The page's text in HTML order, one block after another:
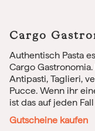
Cargo
Authentisch Pasta
Cargo
Antipasti, Taglieri,
Pucce. Wenn ihr
ist das auf jeden
Gutscheine kaufen